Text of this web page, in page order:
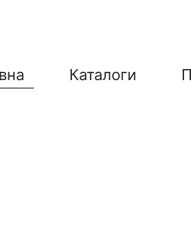
Каталоги